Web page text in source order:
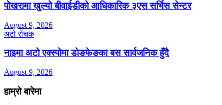
पोखरामा खुल्यो बीवाईडीको आधिकारिक ३एस सर्भिस सेन्टर
August 9, 2026
अटो रोचक
नाइमा अटो एक्स्पोमा डोङफेङका बस सार्वजनिक हुँदै
August 9, 2026
हाम्रो बारेमा